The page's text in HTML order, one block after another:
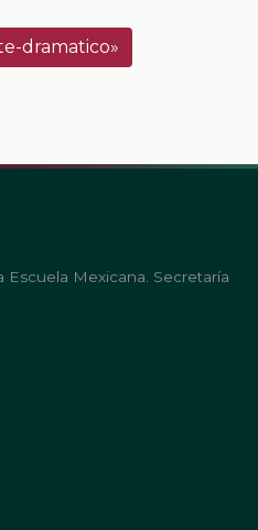
dramatico»
Escuela Mexicana. Secretaría